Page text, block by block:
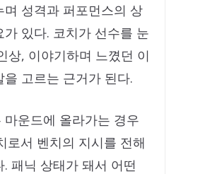
성격과 퍼포먼스의 상
있다. 코치가 선수를 눈
상, 이야기하며 느꼈던 이
고르는 근거가 된다.
운드에 올라가는 경우
로서 벤치의 지시를 전해
패닉 상태가 돼서 어떤